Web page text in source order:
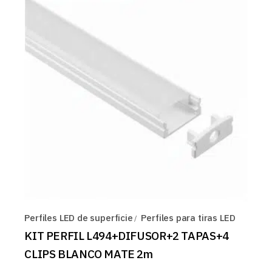
Perfiles LED de superficie Perfiles para tiras LED
KIT PERFIL L494+DIFUSOR+2 TAPAS+4
CLIPS BLANCO MATE 2m